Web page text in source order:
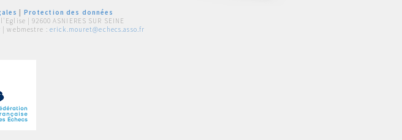
Protection des données
| 92600 ASNIERES SUR SEINE
| webmestre : erick.mouret@echecs.asso.fr